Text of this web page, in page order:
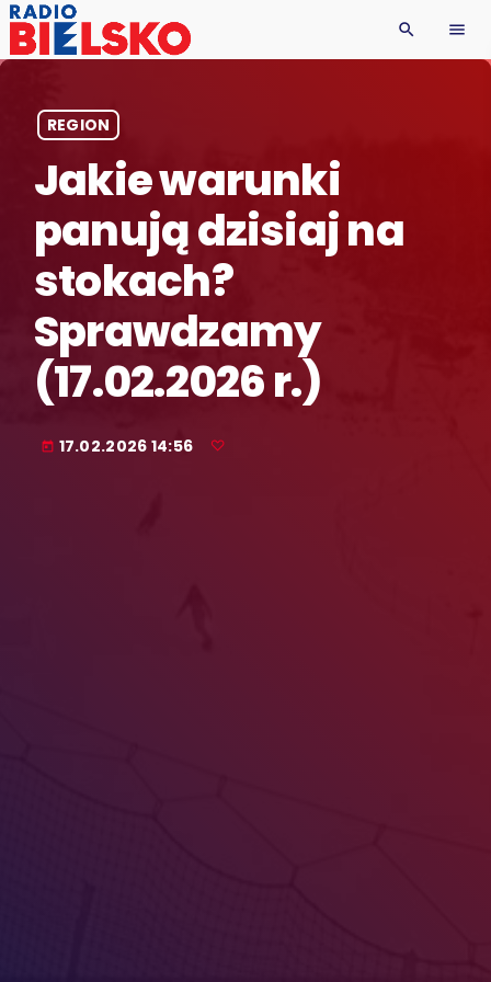
search menu
REGION
Jakie warunki
panują dzisiaj na
stokach?
Sprawdzamy
(17.02.2026 r.)
today 17.02.2026 14:56